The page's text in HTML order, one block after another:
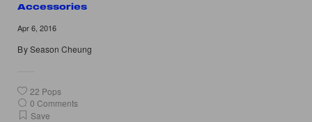
Accessories
Apr 6, 2016
BySeason Cheung
22 Pops
0 Comments
Save